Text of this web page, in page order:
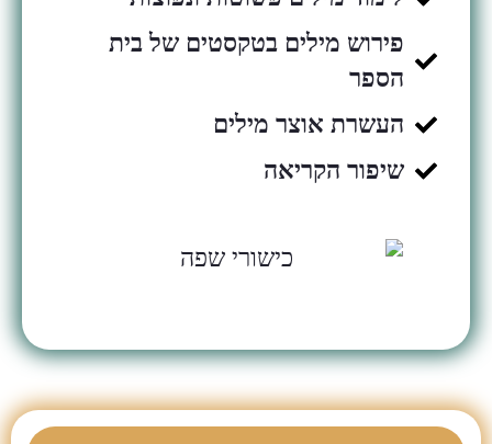
פירוש מילים בטקסטים של בית
הספר
העשרת אוצר מילים
שיפור הקריאה